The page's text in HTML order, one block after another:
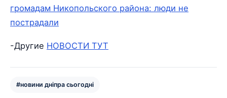
громадам Никопольского района: люди не
пострадали
-Другие НОВОСТИ ТУТ
#новини дніпра сьогодні